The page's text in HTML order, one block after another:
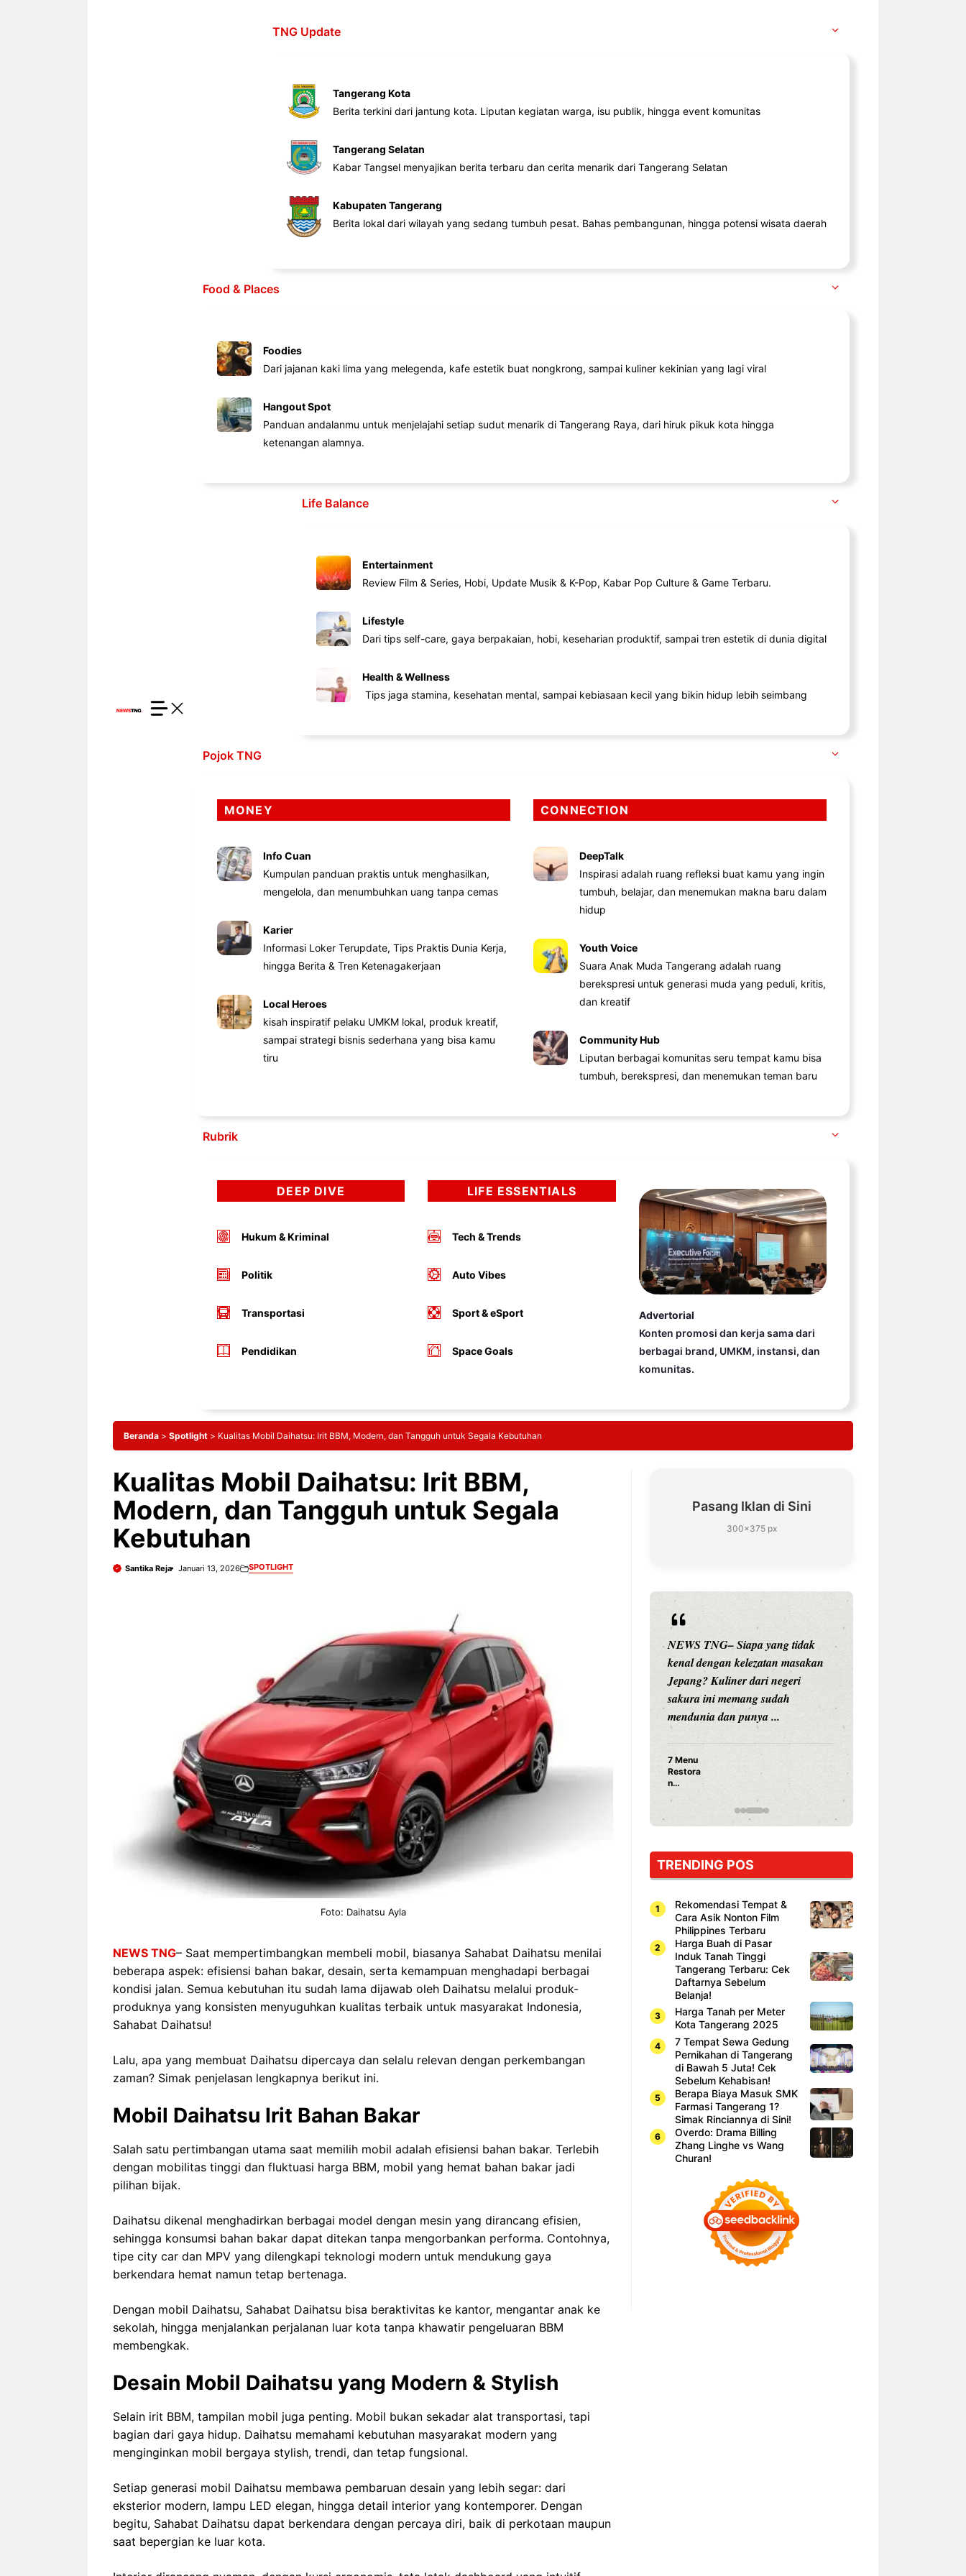
TNG Update
Tangerang Kota
Berita terkini dari jantung kota. Liputan kegiatan warga, isu publik, hingga event komunitas
Tangerang Selatan
Kabar Tangsel menyajikan berita terbaru dan cerita menarik dari Tangerang Selatan
Kabupaten Tangerang
Berita lokal dari wilayah yang sedang tumbuh pesat. Bahas pembangunan, hingga potensi wisata daerah
Food & Places
Foodies
Dari jajanan kaki lima yang melegenda, kafe estetik buat nongkrong, sampai kuliner kekinian yang lagi viral
Hangout Spot
Panduan andalanmu untuk menjelajahi setiap sudut menarik di Tangerang Raya, dari hiruk pikuk kota hingga
ketenangan alamnya.
Life Balance
Entertainment
Review Film & Series, Hobi, Update Musik & K-Pop, Kabar Pop Culture & Game Terbaru.
Lifestyle
Dari tips self-care, gaya berpakaian, hobi, keseharian produktif, sampai tren estetik di dunia digital
Health & Wellness
Tips jaga stamina, kesehatan mental, sampai kebiasaan kecil yang bikin hidup lebih seimbang
Pojok TNG
MONEY
Info Cuan
Kumpulan panduan praktis untuk menghasilkan,
mengelola, dan menumbuhkan uang tanpa cemas
Karier
Informasi Loker Terupdate, Tips Praktis Dunia Kerja,
hingga Berita & Tren Ketenagakerjaan
Local Heroes
kisah inspiratif pelaku UMKM lokal, produk kreatif,
sampai strategi bisnis sederhana yang bisa kamu
tiru
CONNECTION
DeepTalk
Inspirasi adalah ruang refleksi buat kamu yang ingin
tumbuh, belajar, dan menemukan makna baru dalam
hidup
Youth Voice
Suara Anak Muda Tangerang adalah ruang
berekspresi untuk generasi muda yang peduli, kritis,
dan kreatif
Community Hub
Liputan berbagai komunitas seru tempat kamu bisa
tumbuh, berekspresi, dan menemukan teman baru
Rubrik
DEEP DIVE
Hukum & Kriminal
Politik
Transportasi
Pendidikan
LIFE ESSENTIALS
Tech & Trends
Auto Vibes
Sport & eSport
Space Goals
Advertorial
Konten promosi dan kerja sama dari
berbagai brand, UMKM, instansi, dan
komunitas.
Beranda > Spotlight > Kualitas Mobil Daihatsu: Irit BBM, Modern, dan Tangguh untuk Segala Kebutuhan
Kualitas Mobil Daihatsu: Irit BBM,
Modern, dan Tangguh untuk Segala
Kebutuhan
Santika Reja Januari 13, 2026 SPOTLIGHT
Foto: Daihatsu Ayla
NEWS TNG– Saat mempertimbangkan membeli mobil, biasanya Sahabat Daihatsu menilai
beberapa aspek: efisiensi bahan bakar, desain, serta kemampuan menghadapi berbagai
kondisi jalan. Semua kebutuhan itu sudah lama dijawab oleh Daihatsu melalui produk-
produknya yang konsisten menyuguhkan kualitas terbaik untuk masyarakat Indonesia,
Sahabat Daihatsu!
Lalu, apa yang membuat Daihatsu dipercaya dan selalu relevan dengan perkembangan
zaman? Simak penjelasan lengkapnya berikut ini.
Mobil Daihatsu Irit Bahan Bakar
Salah satu pertimbangan utama saat memilih mobil adalah efisiensi bahan bakar. Terlebih
dengan mobilitas tinggi dan fluktuasi harga BBM, mobil yang hemat bahan bakar jadi
pilihan bijak.
Daihatsu dikenal menghadirkan berbagai model dengan mesin yang dirancang efisien,
sehingga konsumsi bahan bakar dapat ditekan tanpa mengorbankan performa. Contohnya,
tipe city car dan MPV yang dilengkapi teknologi modern untuk mendukung gaya
berkendara hemat namun tetap bertenaga.
Dengan mobil Daihatsu, Sahabat Daihatsu bisa beraktivitas ke kantor, mengantar anak ke
sekolah, hingga menjalankan perjalanan luar kota tanpa khawatir pengeluaran BBM
membengkak.
Desain Mobil Daihatsu yang Modern & Stylish
Selain irit BBM, tampilan mobil juga penting. Mobil bukan sekadar alat transportasi, tapi
bagian dari gaya hidup. Daihatsu memahami kebutuhan masyarakat modern yang
menginginkan mobil bergaya stylish, trendi, dan tetap fungsional.
Setiap generasi mobil Daihatsu membawa pembaruan desain yang lebih segar: dari
eksterior modern, lampu LED elegan, hingga detail interior yang kontemporer. Dengan
begitu, Sahabat Daihatsu dapat berkendara dengan percaya diri, baik di perkotaan maupun
saat bepergian ke luar kota.
Pasang Iklan di Sini
300×375 px
Nunung Srimulat & Vicky
Prasetyo Buka Restoran
Ayam Panggang! Cuma Rp
15 Ribu, Resep Rahasia
NEWS TNG– Bandung –
Menyambut pergantian tahun
2026, restoran all you can eat
Kakkoii All You Can Eat Bandung
menghadirkan ...
Sambut 2026, Kakkoii
Bandung Hadirkan Pesta All
You Can Eat Mulai Rp
145.000
NEWS TNG– Pernah gak sih
kamu mulai ngerjain sesuatu cuma
buat iseng-iseng, eh ternyata malah
jadi peluang bisnis yang
menguntungkan? ...
Dari Iseng Jadi Cuan: Kisah
TUM_ATUL yang Ubah
Hampers Jadi Bisnis Kece
NEWS TNG– Siapa yang tidak
kenal dengan kelezatan masakan
Jepang? Kuliner dari negeri
sakura ini memang sudah
mendunia dan punya ...
7 Menu
Restora
n
yang
Dicoba,
Cuma
Sushi!
TRENDING POS
Rekomendasi Tempat &
Cara Asik Nonton Film
Philippines Terbaru
Harga Buah di Pasar
Induk Tanah Tinggi
Tangerang Terbaru: Cek
Daftarnya Sebelum
Belanja!
Harga Tanah per Meter
Kota Tangerang 2025
7 Tempat Sewa Gedung
Pernikahan di Tangerang
di Bawah 5 Juta! Cek
Sebelum Kehabisan!
Berapa Biaya Masuk SMK
Farmasi Tangerang 1?
Simak Rinciannya di Sini!
Overdo: Drama Billing
Zhang Linghe vs Wang
Churan!